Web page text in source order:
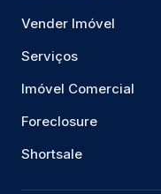
Vender Imóvel
Serviços
Imóvel Comercial
Foreclosure
Shortsale